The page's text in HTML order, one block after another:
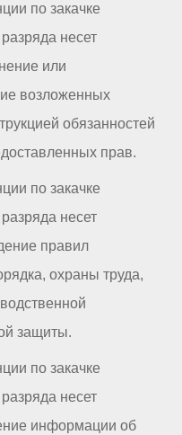
по закачке
несет
или
возложенных
обязанностей
прав.
по закачке
несет
правил
охраны труда,
защиты.
по закачке
несет
информации об